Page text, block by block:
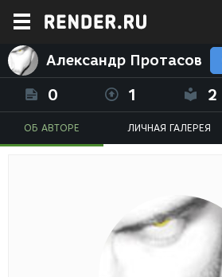
Александр Протасов
0 1 2
ОБ АВТОРЕ ЛИЧНАЯ ГАЛЕРЕЯ